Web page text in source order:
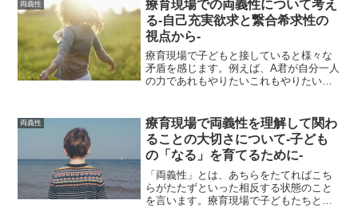
す。例えば、発達特性に関する理...
両義性
療育現場での両義性について考え
る-自己充実欲求と繋合希求性の
視点から-
療育現場で子どもと接していると様々な
矛盾を感じます。例えば、A君が自分一人
の力であれもやりたいこれもやりたいと
ようともしているようにも見える状態な
どです。このように、あ...
両義性
療育現場で両義性を理解して関わ
ることの大切さについて-子ども
の「なる」を育てるために-
「両義性」とは、あちらをたてればこち
らがたたずといった相反する状態のこと
を言います。療育現場で子どもたちと接